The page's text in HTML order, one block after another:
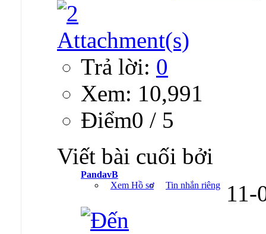
Trả lời: 0
Xem: 10,991
Ðiểm0 / 5
Viết bài cuối bởi
PandavB
Xem Hồ sơ
Tin nhắn riêng 11-